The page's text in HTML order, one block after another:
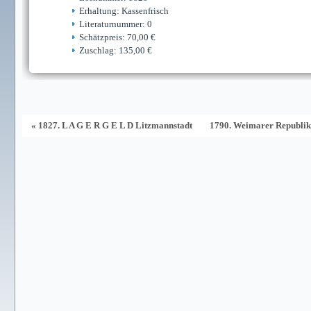
Erhaltung: Kassenfrisch
Literaturnummer: 0
Schätzpreis: 70,00 €
Zuschlag: 135,00 €
« 1827. L A G E R G E L D Litzmannstadt 1790. Weimarer